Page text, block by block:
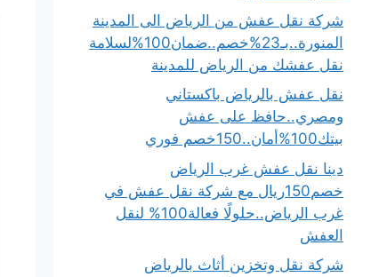
شركة نقل عفش من الرياض الى المدينة
المنورة..بـ23%خصم..ضمان100%لسلامة
نقل عفشك من الرياض للمدينة
نقل عفش بالرياض باكستاني
ومصري..حافظ على عفش
بيتك100%أمان..150خصم فوري
دينا نقل عفش غرب الرياض
خصم150ريال مع شركة نقل عفش في
غرب الرياض..حلولًا فعالة100% لنقل
العفش
شركة نقل وتخزين أثاث بالرياض